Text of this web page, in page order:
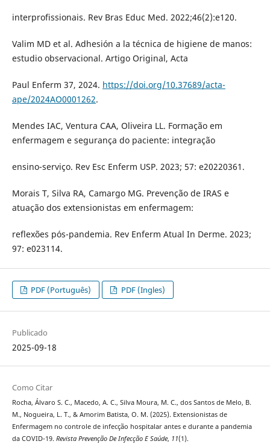
interprofissionais. Rev Bras Educ Med. 2022;46(2):e120.
Valim MD et al. Adhesión a la técnica de higiene de manos:
estudio observacional. Artigo Original, Acta
Paul Enferm 37, 2024. https://doi.org/10.37689/acta-
ape/2024AO0001262.
Mendes IAC, Ventura CAA, Oliveira LL. Formação em
enfermagem e segurança do paciente: integração
ensino-serviço. Rev Esc Enferm USP. 2023; 57: e20220361.
Morais T, Silva RA, Camargo MG. Prevenção de IRAS e
atuação dos extensionistas em enfermagem:
reflexões pós-pandemia. Rev Enferm Atual In Derme. 2023;
97: e023114.
PDF (Português) PDF (Ingles)
Publicado
2025-09-18
Como Citar
Rocha, Álvaro S. C., Macedo, A. C., Silva Moura, M. C., dos Santos de Melo, B.
M., Nogueira, L. T., & Amorim Batista, O. M. (2025). Extensionistas de
Enfermagem no controle de infecção hospitalar antes e durante a pandemia
da COVID-19. Revista Prevenção De Infecção E Saúde, 11(1).